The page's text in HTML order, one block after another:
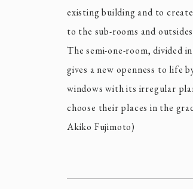
existing building and to
to the sub-rooms and
The semi-one-room, divided
gives a new openness to life
windows with its irregular
choose their places in the
Akiko Fujimoto)